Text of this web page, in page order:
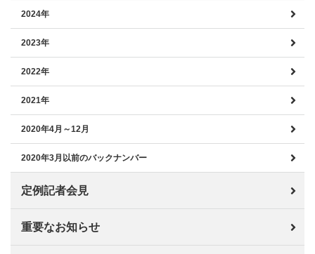
2024年
2023年
2022年
2021年
2020年4月～12月
2020年3月以前のバックナンバー
定例記者会見
重要なお知らせ